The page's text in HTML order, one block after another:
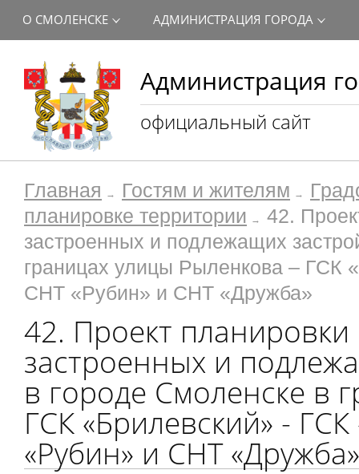
Администрация
официальный сайт
О СМОЛЕНСКЕ АДМИНИСТРАЦИЯ ГОРОДА
Главная Гостям и жителям
планировке территории
42.
застроенных и подлежащих
границах улицы Рыленкова – ГСК
СНТ «Рубин» и СНТ «Дружба»
42. Проект
застроенных и
в городе Смоленске в
ГСК «Брилевский» -
«Рубин» и СНТ «Дружба»